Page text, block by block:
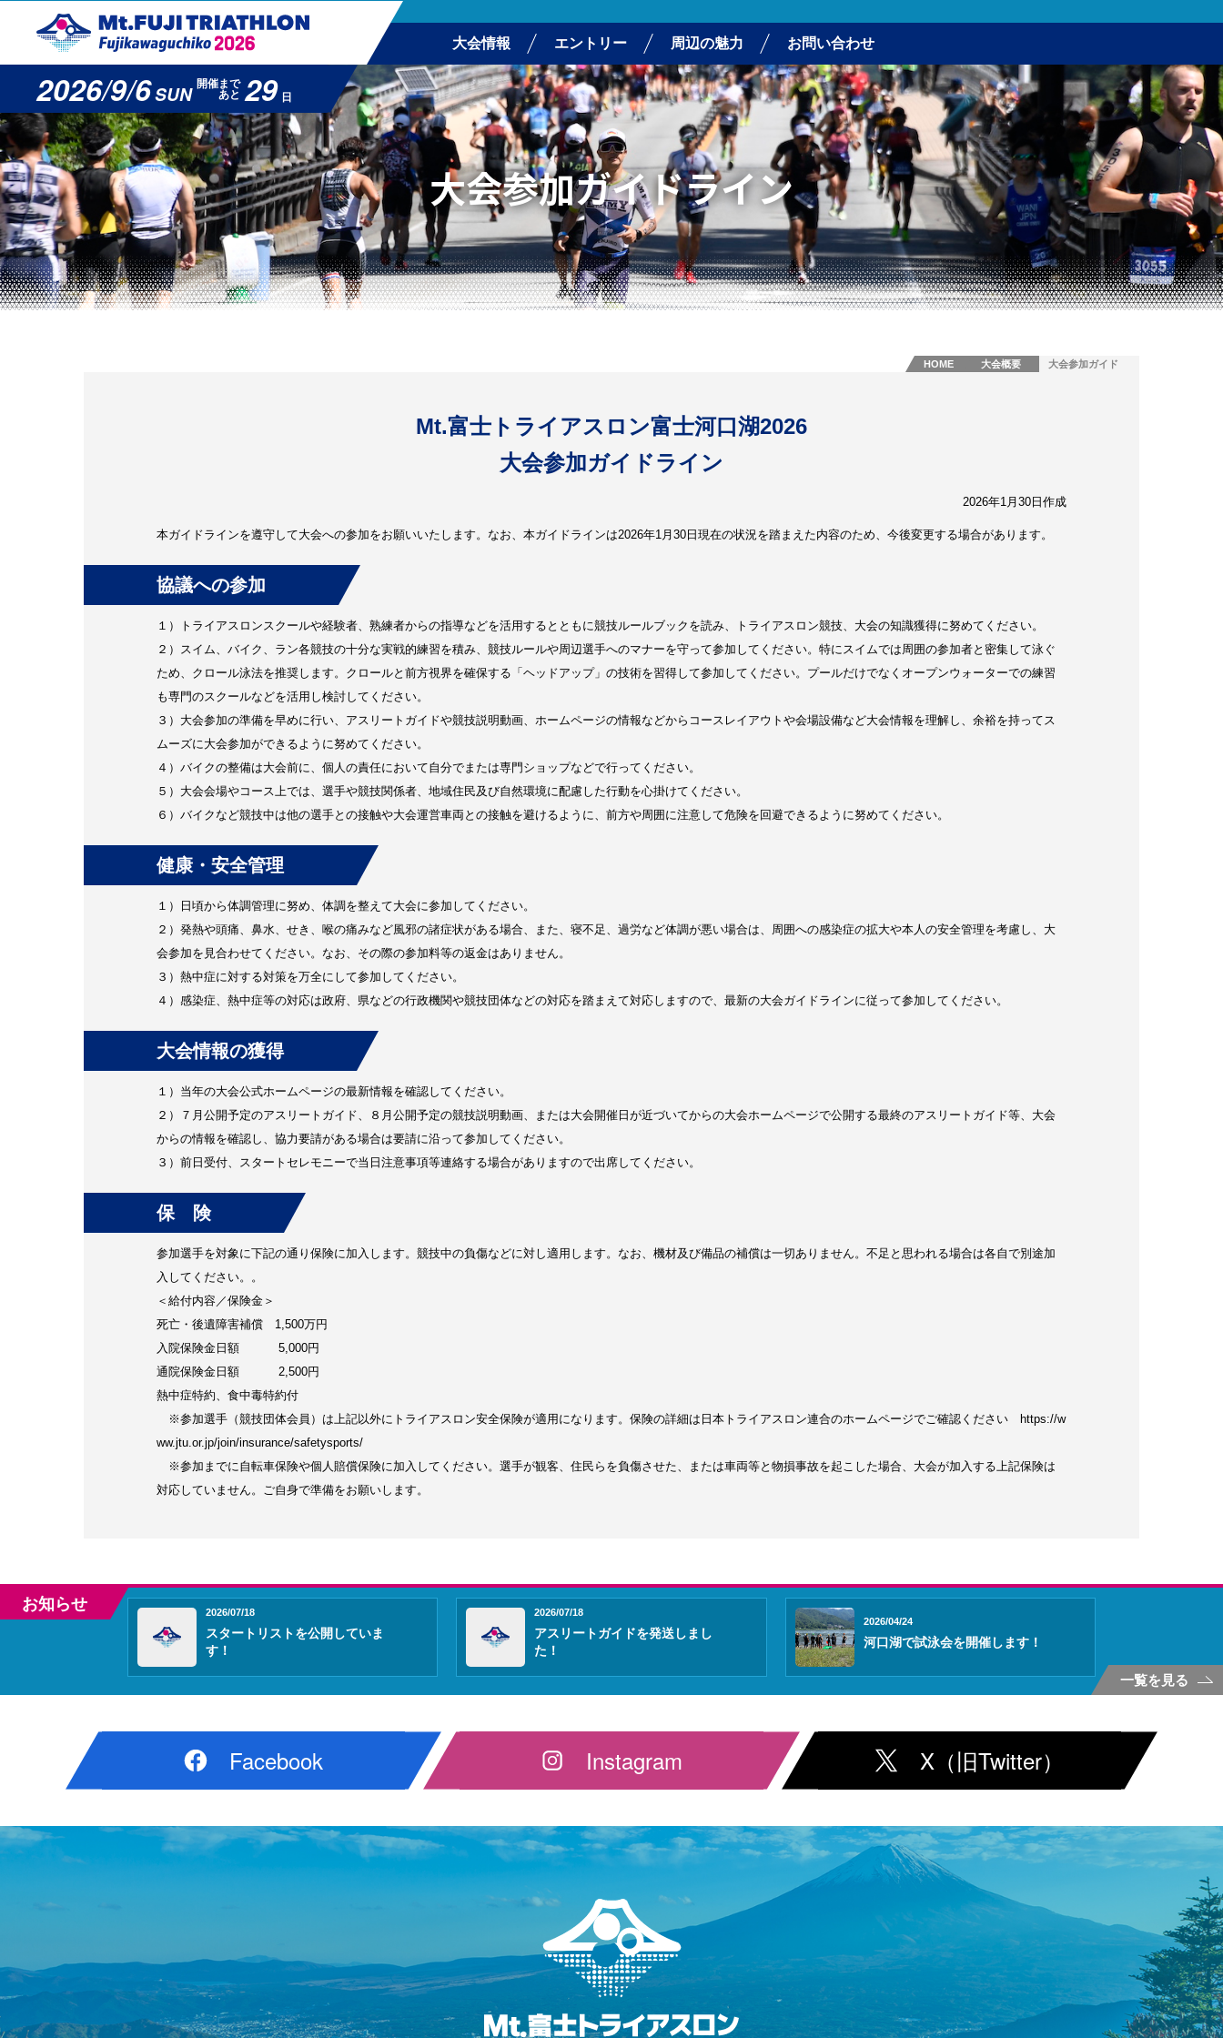
大会情報 エントリー 周辺の魅力 お問い合わせ
2026/9/6SUN 開催まで
あと 29 日
大会参加ガイドライン
HOME 大会概要
大会参加ガイド
Mt.富士トライアスロン富士河口湖2026
大会参加ガイドライン
2026年1月30日作成
本ガイドラインを遵守して大会への参加をお願いいたします。なお、本ガイドラインは2026年1月30日現在の状況を踏まえた内容のため、今後変更する場合があります。
協議への参加
１）トライアスロンスクールや経験者、熟練者からの指導などを活用するとともに競技ルールブックを読み、トライアスロン競技、大会の知識獲得に努めてください。
２）スイム、バイク、ラン各競技の十分な実戦的練習を積み、競技ルールや周辺選手へのマナーを守って参加してください。特にスイムでは周囲の参加者と密集して泳ぐ
ため、クロール泳法を推奨します。クロールと前方視界を確保する「ヘッドアップ」の技術を習得して参加してください。プールだけでなくオープンウォーターでの練習
も専門のスクールなどを活用し検討してください。
３）大会参加の準備を早めに行い、アスリートガイドや競技説明動画、ホームページの情報などからコースレイアウトや会場設備など大会情報を理解し、余裕を持ってス
ムーズに大会参加ができるように努めてください。
４）バイクの整備は大会前に、個人の責任において自分でまたは専門ショップなどで行ってください。
５）大会会場やコース上では、選手や競技関係者、地域住民及び自然環境に配慮した行動を心掛けてください。
６）バイクなど競技中は他の選手との接触や大会運営車両との接触を避けるように、前方や周囲に注意して危険を回避できるように努めてください。
健康・安全管理
１）日頃から体調管理に努め、体調を整えて大会に参加してください。
２）発熱や頭痛、鼻水、せき、喉の痛みなど風邪の諸症状がある場合、また、寝不足、過労など体調が悪い場合は、周囲への感染症の拡大や本人の安全管理を考慮し、大
会参加を見合わせてください。なお、その際の参加料等の返金はありません。
３）熱中症に対する対策を万全にして参加してください。
４）感染症、熱中症等の対応は政府、県などの行政機関や競技団体などの対応を踏まえて対応しますので、最新の大会ガイドラインに従って参加してください。
大会情報の獲得
１）当年の大会公式ホームページの最新情報を確認してください。
２）７月公開予定のアスリートガイド、８月公開予定の競技説明動画、または大会開催日が近づいてからの大会ホームページで公開する最終のアスリートガイド等、大会
からの情報を確認し、協力要請がある場合は要請に沿って参加してください。
３）前日受付、スタートセレモニーで当日注意事項等連絡する場合がありますので出席してください。
保 険
参加選手を対象に下記の通り保険に加入します。競技中の負傷などに対し適用します。なお、機材及び備品の補償は一切ありません。不足と思われる場合は各自で別途加
入してください。。
＜給付内容／保険金＞
死亡・後遺障害補償 1,500万円
入院保険金日額 5,000円
通院保険金日額 2,500円
熱中症特約、食中毒特約付
※参加選手（競技団体会員）は上記以外にトライアスロン安全保険が適用になります。保険の詳細は日本トライアスロン連合のホームページでご確認ください https://w
ww.jtu.or.jp/join/insurance/safetysports/
※参加までに自転車保険や個人賠償保険に加入してください。選手が観客、住民らを負傷させた、または車両等と物損事故を起こした場合、大会が加入する上記保険は
対応していません。ご自身で準備をお願いします。
お知らせ 2026/07/18
スタートリストを公開していま
す！
2026/07/18
アスリートガイドを発送しまし
た！
2026/04/24
河口湖で試泳会を開催します！
一覧を見る
Facebook Instagram X（旧Twitter）